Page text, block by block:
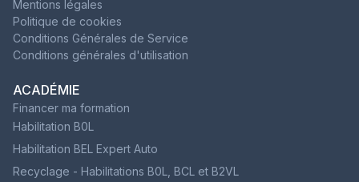
Mentions légales
Politique de cookies
Conditions Générales de Service
Conditions générales d'utilisation
ACADÉMIE
Financer ma formation
Habilitation B0L
Habilitation BEL Expert Auto
Recyclage - Habilitations B0L, BCL et B2VL